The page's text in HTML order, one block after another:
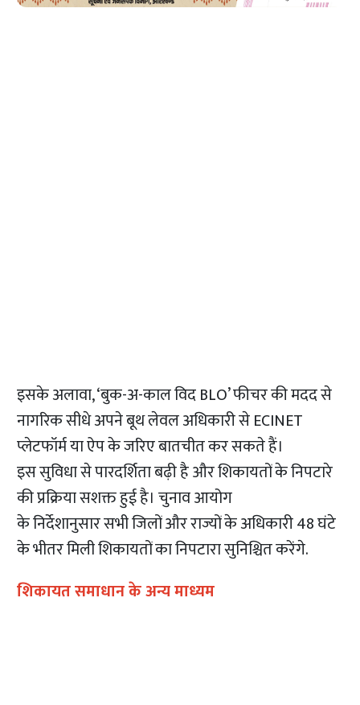
इसके अलावा, ‘बुक-अ-काल विद BLO’ फीचर की मदद से
नागरिक सीधे अपने बूथ लेवल अधिकारी से ECINET
प्लेटफॉर्म या ऐप के जरिए बातचीत कर सकते हैं।
इस सुविधा से पारदर्शिता बढ़ी है और शिकायतों के निपटारे
की प्रक्रिया सशक्त हुई है। चुनाव आयोग
के निर्देशानुसार सभी जिलों और राज्यों के अधिकारी 48 घंटे
के भीतर मिली शिकायतों का निपटारा सुनिश्चित करेंगे.​
शिकायत समाधान के अन्य माध्यम